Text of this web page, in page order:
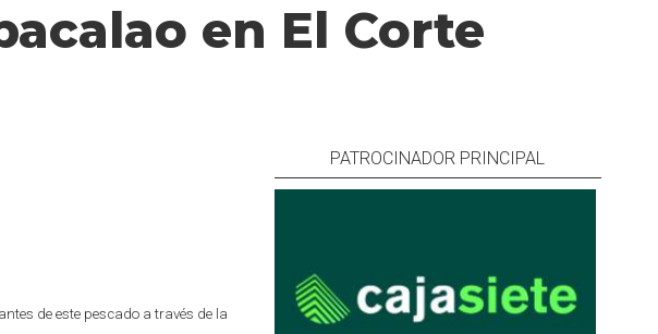
en El Corte
de este pescado a través de la
PATROCINADOR PRINCIPAL